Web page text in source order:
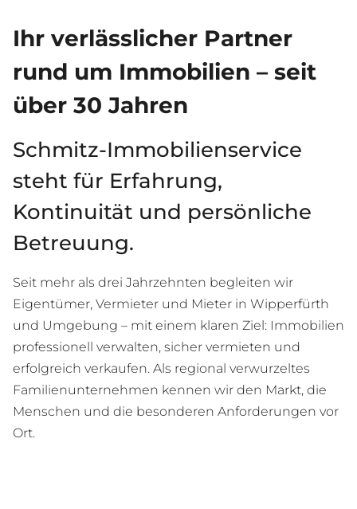
Ihr verlässlicher Partner
rund um Immobilien – seit
über 30 Jahren
Schmitz-Immobilienservice
steht für Erfahrung,
Kontinuität und persönliche
Betreuung.
Seit mehr als drei Jahrzehnten begleiten wir
Eigentümer, Vermieter und Mieter in Wipperfürth
und Umgebung – mit einem klaren Ziel: Immobilien
professionell verwalten, sicher vermieten und
erfolgreich verkaufen. Als regional verwurzeltes
Familienunternehmen kennen wir den Markt, die
Menschen und die besonderen Anforderungen vor
Ort.